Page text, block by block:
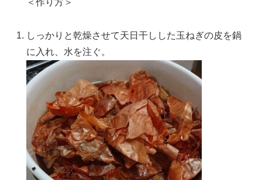
＜作り方＞
しっかりと乾燥させて天日干しした玉ねぎの皮を鍋
に入れ、水を注ぐ。